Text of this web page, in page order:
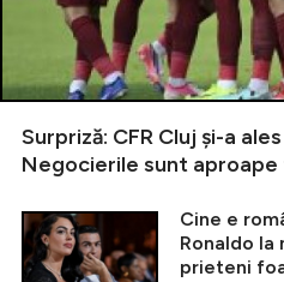
Surpriză: CFR Cluj și-a
Negocierile sunt
Cine e
Ronaldo la
prieteni